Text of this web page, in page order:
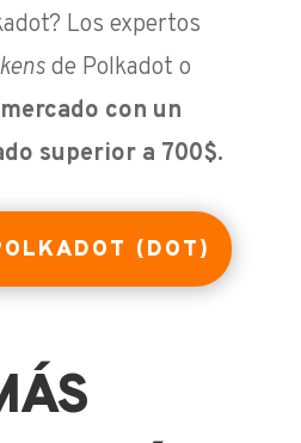
Los expertos
de Polkadot o
con un
superior a 700$.
(DOT)